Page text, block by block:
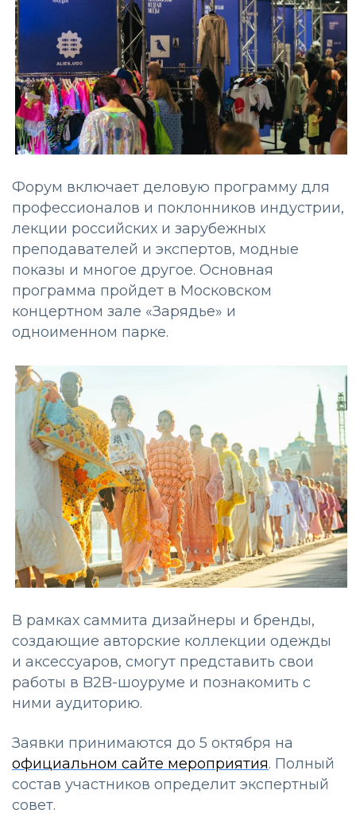
Форум включает деловую программу для
профессионалов и поклонников индустрии,
лекции российских и зарубежных
преподавателей и экспертов, модные
показы и многое другое. Основная
программа пройдет в Московском
концертном зале «Зарядье» и
одноименном парке.
В рамках саммита дизайнеры и бренды,
создающие авторские коллекции одежды
и аксессуаров, смогут представить свои
работы в B2B-шоуруме и познакомить с
ними аудиторию.
Заявки принимаются до 5 октября на
официальном сайте мероприятия. Полный
состав участников определит экспертный
совет.